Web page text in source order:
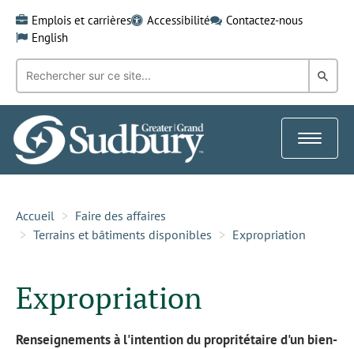
content
Emplois et carrières Accessibilité
Contactez-nous
English
Recherche
mot-
clé:
dans
Toggle
Accueil
Faire des affaires
Terrains et bâtiments disponibles
Expropriation
Expropriation
Renseignements à l'intention du propritétaire d'un bien-